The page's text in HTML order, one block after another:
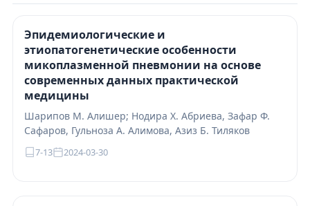
Эпидемиологические и
этиопатогенетические особенности
микоплазменной пневмонии на основе
современных данных практической
медицины
Шарипов М. Алишер; Нодира Х. Абриева, Зафар Ф.
Сафаров, Гульноза А. Алимова, Азиз Б. Тиляков
7-13 2024-03-30